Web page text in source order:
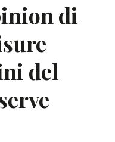
di
del